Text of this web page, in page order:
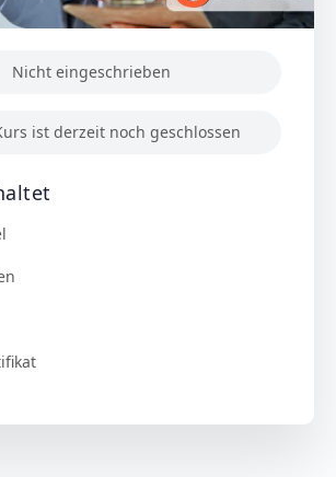
Nicht eingeschrieben
ist derzeit noch geschlossen